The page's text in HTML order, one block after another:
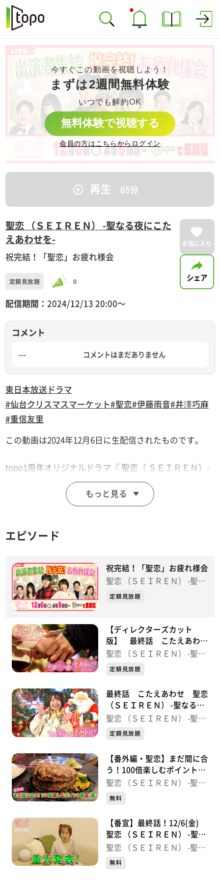
今すぐこの動画を視聴しよう！
まずは2週間無料体験
いつでも解約OK
無料体験で視聴する
会員の方はこちらからログイン
再生 65分
聖恋 （ＳＥＩＲＥＮ） -聖なる夜にこた
えあわせを-
祝完結！「聖恋」お疲れ様会
定額見放題 0
配信期間： 2024/12/13 20:00〜
お気に入り
シェア
コメント
--- コメントはまだありません
東日本放送 ドラマ
#仙台クリスマスマーケット#聖恋#伊藤雨音#井澤巧麻
#重信友里
この動画は2024年12月6日に生配信されたものです。
topo1周年オリジナルドラマ『 聖恋（ ＳＥＩＲＥＮ）-
聖なる夜にこたえあわせを- 』
出演者全員が集結！ドラマ打ち上げの様子を生配信！
撮影を終えて本音のぶっちゃけトーク！？
＜出演者＞
井澤巧麻（藤崎凌太役）
佐藤元揮（佐藤裕樹役)
ブロードキャスト！！ 吉村憲二（鈴木卓蔵役）
春宮せな（松本ひかり役）
中村麗奈（ライバー役）
重信友里（khbアナウンサー）
出演者をおもてなした こだわり宮城グルメ
〜おしながき〜
シュリンプ・カクテル
三元豚の冷しゃぶサラダ“中華風”
ミニ笹かまぼこ各種
仙台しそ巻き
仙台白菜漬け／長茄子漬け
中華揚げ物盛合せ
ひとくちBLTサンド
仙台名物“牛たん”陶板焼きスタイル
定義山 三角油揚げと田楽
ふかひれ餃子“陶器蒸し”
もっと見る
エピソード
祝完結！「聖恋」お疲れ様会
聖恋 （ＳＥＩＲＥＮ） -聖な
る夜にこたえあわせを-
定額見放題
【ディレクターズカット
版】 最終話 こたえあわ
せ 聖恋 （ＳＥＩＲＥＮ） -
聖恋 （ＳＥＩＲＥＮ） -聖な
る夜にこたえあわせを-
定額見放題
最終話 こたえあわせ 聖恋
（ＳＥＩＲＥＮ） -聖なる夜
にこたえあわせを-
聖恋 （ＳＥＩＲＥＮ） -聖な
る夜にこたえあわせを-
定額見放題
【番外編・聖恋】まだ間に合
う！100倍楽しむポイント解
説（笑）
聖恋 （ＳＥＩＲＥＮ） -聖な
る夜にこたえあわせを-
無料
【番宣】最終話！12/6(金)
聖恋 （ＳＥＩＲＥＮ） -聖な
る夜にこたえあわせを-
聖恋 （ＳＥＩＲＥＮ） -聖な
る夜にこたえあわせを-
無料